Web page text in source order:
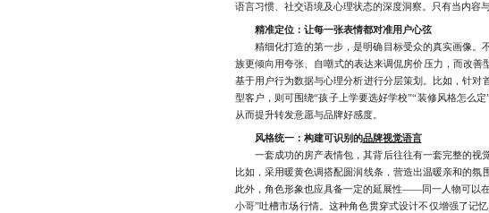
语言习惯、社交语境及心理状态的深度洞察。只有当内容
精准定位：让每一张表情都对准用户心弦
精细化打造的第一步，是明确目标受众的真实画像。
族更倾向用夸张、自嘲式的表达来调侃房价压力，而改善
基于用户行为数据与心理分析进行分层策划。比如，针对
型客户，则可围绕“孩子上学要选好学校”“装修风格怎么
从而提升转发意愿与品牌好感度。
风格统一：构建可识别的品牌视觉语言
一套成功的房产表情包，其背后往往有一套完整的视觉
比如，采用暖黄色调搭配圆润线条，营造出温暖亲和的氛
此外，角色形象也应具备一定的延展性——同一人物可以
小哥”吐槽市场行情。这种角色贯穿式设计不仅增强了记